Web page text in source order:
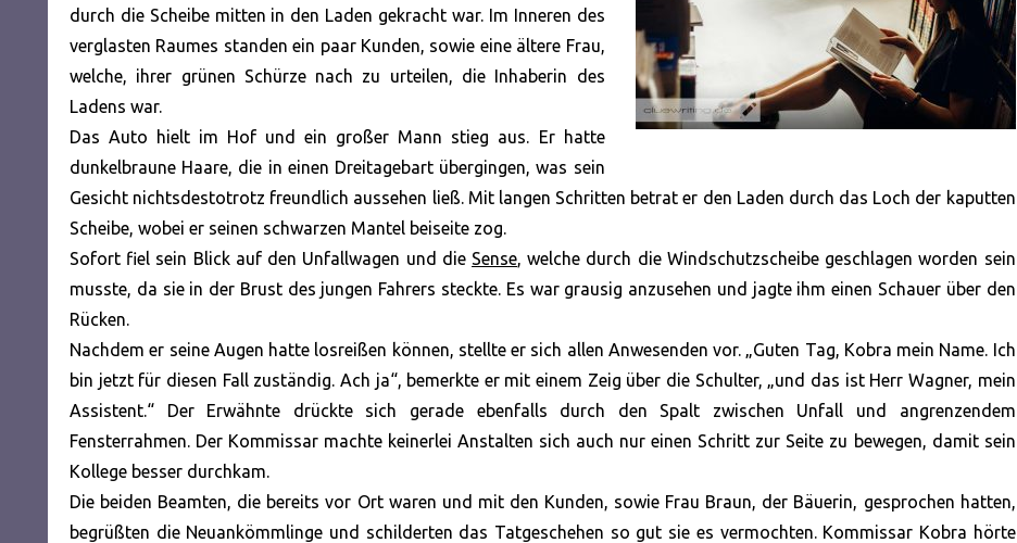
durch die Scheibe mitten in den Laden gekracht war. Im Inneren des
verglasten Raumes standen ein paar Kunden, sowie eine ältere Frau,
welche, ihrer grünen Schürze nach zu urteilen, die Inhaberin des
Ladens war.
Das Auto hielt im Hof und ein großer Mann stieg aus. Er hatte
dunkelbraune Haare, die in einen Dreitagebart übergingen, was sein
Gesicht nichtsdestotrotz freundlich aussehen ließ. Mit langen Schritten betrat er den Laden durch das Loch der kaputten
Scheibe, wobei er seinen schwarzen Mantel beiseite zog.
Sofort fiel sein Blick auf den Unfallwagen und die Sense, welche durch die Windschutzscheibe geschlagen worden sein
musste, da sie in der Brust des jungen Fahrers steckte. Es war grausig anzusehen und jagte ihm einen Schauer über den
Rücken.
Nachdem er seine Augen hatte losreißen können, stellte er sich allen Anwesenden vor. „Guten Tag, Kobra mein Name. Ich
bin jetzt für diesen Fall zuständig. Ach ja“, bemerkte er mit einem Zeig über die Schulter, „und das ist Herr Wagner, mein
Assistent.“ Der Erwähnte drückte sich gerade ebenfalls durch den Spalt zwischen Unfall und angrenzendem
Fensterrahmen. Der Kommissar machte keinerlei Anstalten sich auch nur einen Schritt zur Seite zu bewegen, damit sein
Kollege besser durchkam.
Die beiden Beamten, die bereits vor Ort waren und mit den Kunden, sowie Frau Braun, der Bäuerin, gesprochen hatten,
begrüßten die Neuankömmlinge und schilderten das Tatgeschehen so gut sie es vermochten. Kommissar Kobra hörte